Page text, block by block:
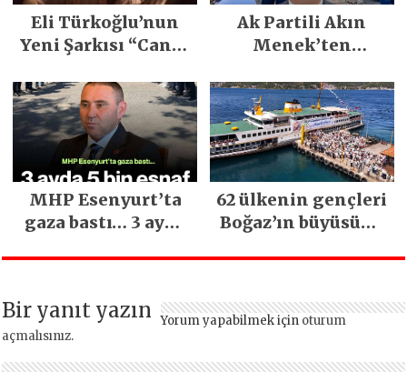
Eli Türkoğlu’nun
Yeni Şarkısı “Canın
İlgi Gördü!..
Ak Partili Akın
Menek’ten
heyelan sonrası
kritik uyarı
MHP Esenyurt’ta
gaza bastı… 3 ayda
edildi
62 ülkenin gençleri
Boğaz’ın büyüsüne
Bir yanıt yazın Yorum yapabilmek için oturum
açmalısınız.